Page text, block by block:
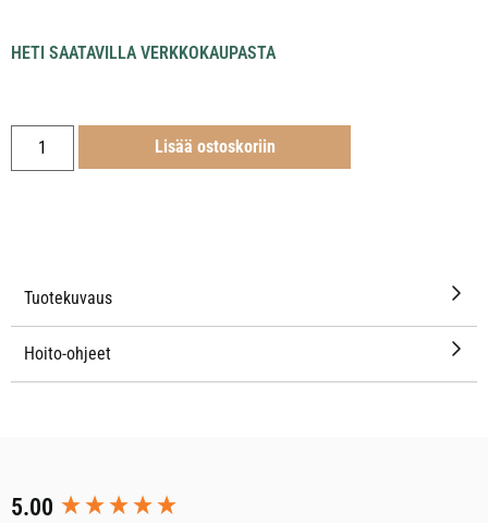
HETI SAATAVILLA VERKKOKAUPASTA
Lisää ostoskoriin
Tuotekuvaus
Hoito-ohjeet
5.00
New content loaded